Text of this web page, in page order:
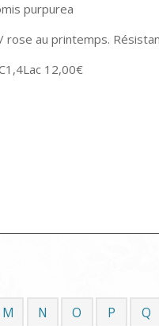
purpurea
rose au printemps.
12,00€
M N O P Q